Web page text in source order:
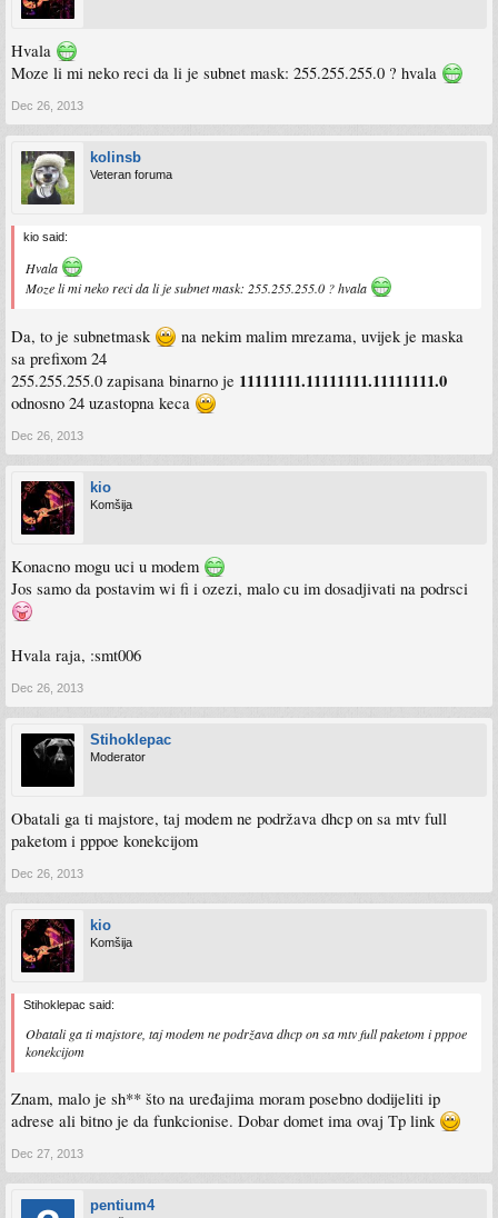
Hvala
Moze li mi neko reci da li je subnet mask: 255.255.255.0 ? hvala
Dec 26, 2013
kolinsb
Veteran foruma
kio said:
Hvala
Moze li mi neko reci da li je subnet mask: 255.255.255.0 ? hvala
Da, to je subnetmask
na nekim malim mrezama, uvijek je maska
sa prefixom 24
255.255.255.0 zapisana binarno je 11111111.11111111.11111111.0
odnosno 24 uzastopna keca
Dec 26, 2013
kio
Komšija
Konacno mogu uci u modem
Jos samo da postavim wi fi i ozezi, malo cu im dosadjivati na podrsci
Hvala raja, :smt006
Dec 26, 2013
Stihoklepac
Moderator
Obatali ga ti majstore, taj modem ne podržava dhcp on sa mtv full
paketom i pppoe konekcijom
Dec 26, 2013
kio
Komšija
Stihoklepac said:
Obatali ga ti majstore, taj modem ne podržava dhcp on sa mtv full paketom i pppoe
konekcijom
Znam, malo je sh** što na uređajima moram posebno dodijeliti ip
adrese ali bitno je da funkcionise. Dobar domet ima ovaj Tp link
Dec 27, 2013
pentium4